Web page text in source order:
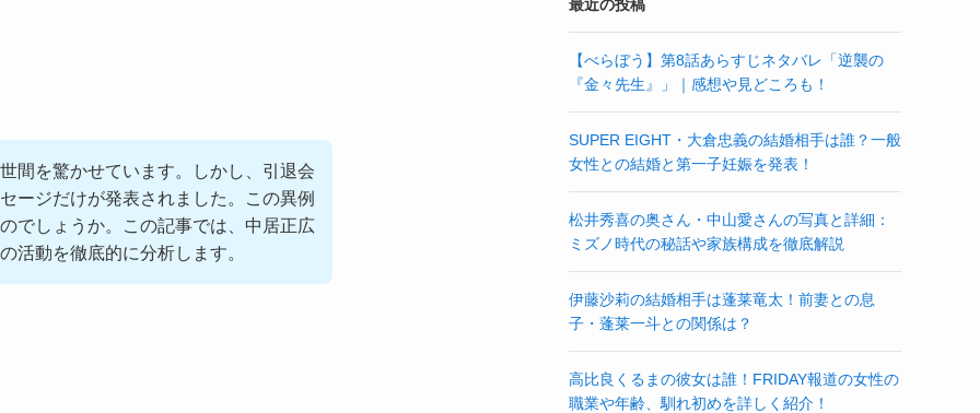
間を驚かせています。しかし、引退会
ージだけが発表されました。この異例
でしょうか。この記事では、中居正広
活動を徹底的に分析します。
最近の投稿
【べらぼう】第8話あらすじネタバレ「逆襲の
『金々先生』」｜感想や見どころも！
SUPER EIGHT・大倉忠義の結婚相手は誰？一般
女性との結婚と第一子妊娠を発表！
松井秀喜の奥さん・中山愛さんの写真と詳細：
ミズノ時代の秘話や家族構成を徹底解説
伊藤沙莉の結婚相手は蓬莱竜太！前妻との息
子・蓬莱一斗との関係は？
高比良くるまの彼女は誰！FRIDAY報道の女性の
職業や年齢、馴れ初めを詳しく紹介！